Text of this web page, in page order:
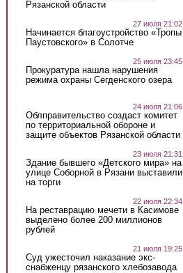
Рязанской области
27 июля 21:02
Начинается благоустройство «Тропы
Паустовского» в Солотче
25 июля 23:45
Прокуратура нашла нарушения
режима охраны Сегденского озера
24 июля 21:06
Облправительство создаст комитет
по территориальной обороне и
защите объектов Рязанской области
23 июля 21:31
Здание бывшего «Детского мира» на
улице Соборной в Рязани выставили
на торги
22 июля 22:34
На реставрацию мечети в Касимове
выделено более 200 миллионов
рублей
21 июля 19:25
Суд ужесточил наказание экс-
снабженцу рязанского хлебозавода